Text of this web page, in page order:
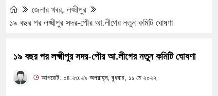
জেলার খবর, লক্ষ্মীপুর
১৯ বছর পর লক্ষ্মীপুর সদর-পৌর আ.লীগের নতুন কমিটি ঘোষণা
১৯ বছর পর লক্ষ্মীপুর সদর-পৌর আ.লীগের নতুন কমিটি ঘোষণা
আপডেট: ০৪:২৩:২৯ অপরাহ্ন, বুধবার, ১১ মে ২০২২